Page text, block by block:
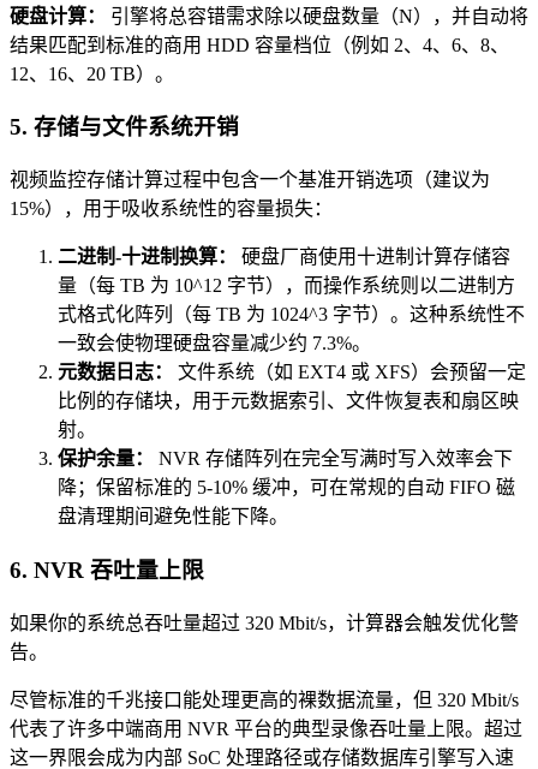
硬盘计算：
引擎将总容错需求除以硬盘数量（N），并自动将
结果匹配到标准的商用 HDD 容量档位（例如 2、4、6、8、
12、16、20 TB）。
5. 存储与文件系统开销
视频监控存储计算过程中包含一个基准开销选项（建议为
15%），用于吸收系统性的容量损失：
二进制-十进制换算：
硬盘厂商使用十进制计算存储容
量（每 TB 为 10^12 字节），而操作系统则以二进制方
式格式化阵列（每 TB 为 1024^3 字节）。这种系统性不
一致会使物理硬盘容量减少约 7.3%。
元数据日志：
文件系统（如 EXT4 或 XFS）会预留一定
比例的存储块，用于元数据索引、文件恢复表和扇区映
射。
保护余量：
NVR 存储阵列在完全写满时写入效率会下
降；保留标准的 5-10% 缓冲，可在常规的自动 FIFO 磁
盘清理期间避免性能下降。
6. NVR 吞吐量上限
如果你的系统总吞吐量超过 320 Mbit/s，计算器会触发优化警
告。
尽管标准的千兆接口能处理更高的裸数据流量，但 320 Mbit/s
代表了许多中端商用 NVR 平台的典型录像吞吐量上限。超过
这一界限会成为内部 SoC 处理路径或存储数据库引擎写入速